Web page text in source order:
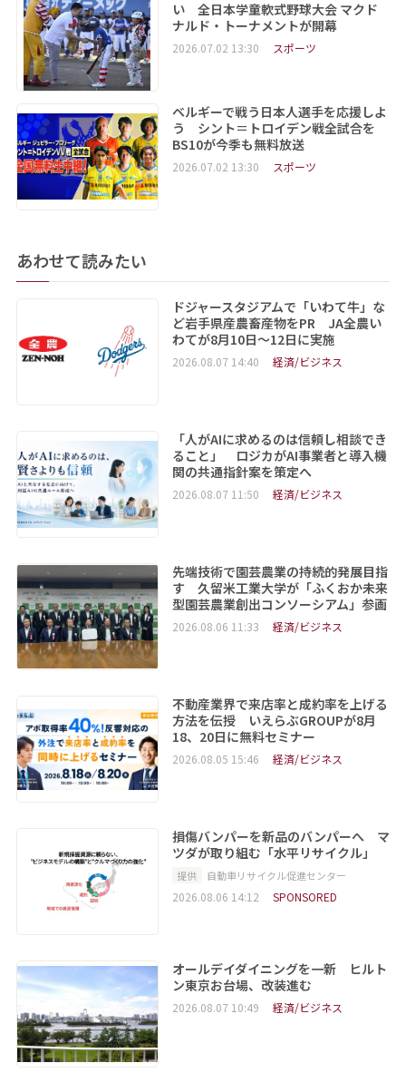
い 全日本学童軟式野球大会 マクド
ナルド・トーナメントが開幕
2026.07.02 13:30 スポーツ
ベルギーで戦う日本人選手を応援しよ
う シント＝トロイデン戦全試合を
BS10が今季も無料放送
2026.07.02 13:30 スポーツ
あわせて読みたい
ドジャースタジアムで「いわて牛」な
ど岩手県産農畜産物をPR JA全農い
わてが8月10日～12日に実施
2026.08.07 14:40 経済/ビジネス
「人がAIに求めるのは信頼し相談でき
ること」 ロジカがAI事業者と導入機
関の共通指針案を策定へ
2026.08.07 11:50 経済/ビジネス
先端技術で園芸農業の持続的発展目指
す 久留米工業大学が「ふくおか未来
型園芸農業創出コンソーシアム」参画
2026.08.06 11:33 経済/ビジネス
不動産業界で来店率と成約率を上げる
方法を伝授 いえらぶGROUPが8月
18、20日に無料セミナー
2026.08.05 15:46 経済/ビジネス
損傷バンパーを新品のバンパーへ マ
ツダが取り組む「水平リサイクル」
提供 自動車リサイクル促進センター
2026.08.06 14:12 SPONSORED
オールデイダイニングを一新 ヒルト
ン東京お台場、改装進む
2026.08.07 10:49 経済/ビジネス